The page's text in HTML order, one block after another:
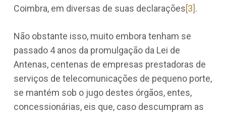
Coimbra, em diversas de suas declarações[3].
Não obstante isso, muito embora tenham se
passado 4 anos da promulgação da Lei de
Antenas, centenas de empresas prestadoras de
serviços de telecomunicações de pequeno porte,
se mantém sob o jugo destes órgãos, entes,
concessionárias, eis que, caso descumpram as